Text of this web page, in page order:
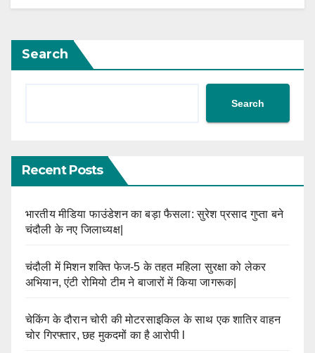
Search
Search
Recent Posts
भारतीय मीडिया फाउंडेशन का बड़ा फैसला: सुरेश प्रसाद गुप्ता बने
चंदौली के नए जिलाध्यक्ष|
चंदौली में मिशन शक्ति फेज-5 के तहत महिला सुरक्षा को लेकर
अभियान, एंटी रोमियो टीम ने बाजारों में किया जागरूक|
चेकिंग के दौरान चोरी की मोटरसाइकिल के साथ एक शातिर वाहन
चोर गिरफ्तार, छह मुकदमों का है आरोपी l